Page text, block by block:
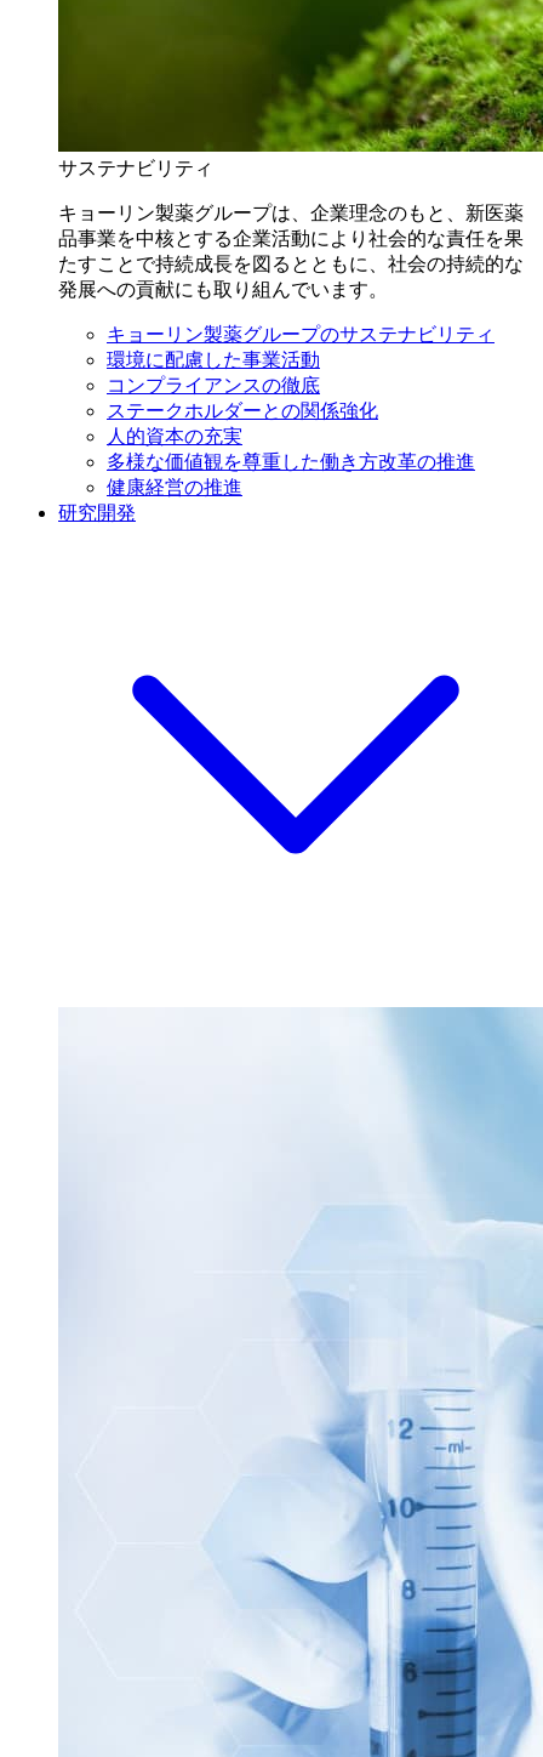
サステナビリティ
キョーリン製薬グループは、企業理念のもと、新医薬
品事業を中核とする企業活動により社会的な責任を果
たすことで持続成長を図るとともに、社会の持続的な
発展への貢献にも取り組んでいます。
キョーリン製薬グループのサステナビリティ
環境に配慮した事業活動
コンプライアンスの徹底
ステークホルダーとの関係強化
人的資本の充実
多様な価値観を尊重した働き方改革の推進
健康経営の推進
研究開発